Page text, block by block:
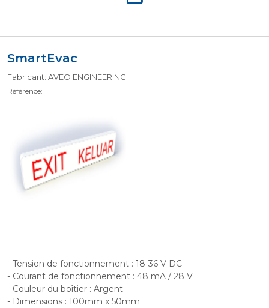
SmartEvac
Fabricant: AVEO ENGINEERING
Référence:
- Tension de fonctionnement : 18-36 V DC
- Courant de fonctionnement : 48 mA / 28 V
- Couleur du boîtier : Argent
- Dimensions : 100mm x 50mm